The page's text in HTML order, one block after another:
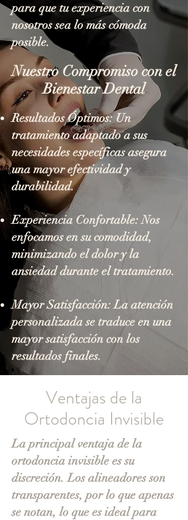
para que tu experiencia con
nosotros sea lo más cómoda
posible.
Nuestro Compromiso con el
Bienestar Dental
Resultados Óptimos: Un
tratamiento adaptado a sus
necesidades específicas asegura
una mayor efectividad y
durabilidad.
Experiencia Confortable: Nos
enfocamos en su comodidad,
minimizando el dolor y la
ansiedad durante el tratamiento.
Mayor Satisfacción: La atención
personalizada se traduce en una
mayor satisfacción con los
resultados finales.
Ventajas de la
Ortodoncia Invisible
La principal ventaja de la
ortodoncia invisible es su
discreción. Los alineadores son
transparentes, por lo que apenas
se notan, lo que es ideal para